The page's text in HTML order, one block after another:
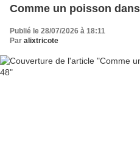
Comme un poisson
Publié le 28/07/2026 à 18:11
Par alixtricote